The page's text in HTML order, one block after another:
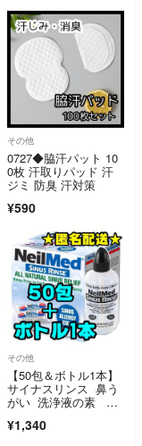
その他
0727◆脇汗パット 10
0枚 汗取りパッド 汗
ジミ 防臭 汗対策
¥590
その他
【50包＆ボトル1本】
サイナスリンス 鼻う
がい 洗浄液の素 鼻
¥1,340